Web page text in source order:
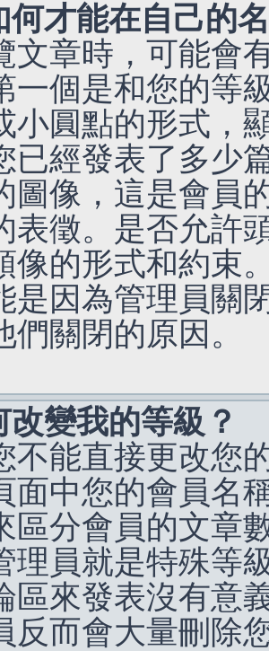
何才能在自己的
文章時，可能會
一個是和您的等
小圓點的形式，
已經發表了多少
圖像，這是會員
表徵。是否允許
像的形式和約束
是因為管理員關
們關閉的原因。
改變我的等級？
不能直接更改您
面中您的會員名
區分會員的文章
理員就是特殊等
區來發表沒有意
反而會大量刪除